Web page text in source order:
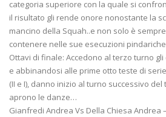
categoria superiore con la quale si
il risultato gli rende onore nonostante la
mancino della Squah..e non solo è
contenere nelle sue esecuzioni
Ottavi di finale: Accedono al terzo turno
e abbinandosi alle prime otto teste di
(II e I), danno inizio al turno successivo
aprono le danze…
Gianfredi Andrea Vs Della Chiesa Andrea